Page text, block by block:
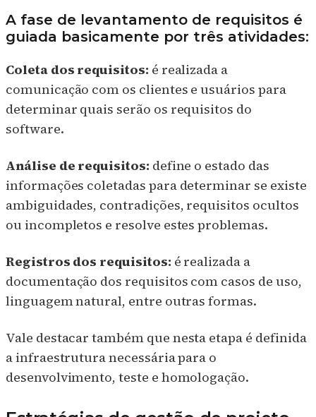
A fase de levantamento de requisitos é
guiada basicamente por três atividades:
Coleta dos requisitos: é realizada a
comunicação com os clientes e usuários para
determinar quais serão os requisitos do
software.
Análise de requisitos: define o estado das
informações coletadas para determinar se existe
ambiguidades, contradições, requisitos ocultos
ou incompletos e resolve estes problemas.
Registros dos requisitos: é realizada a
documentação dos requisitos com casos de uso,
linguagem natural, entre outras formas.
Vale destacar também que nesta etapa é definida
a infraestrutura necessária para o
desenvolvimento, teste e homologação.